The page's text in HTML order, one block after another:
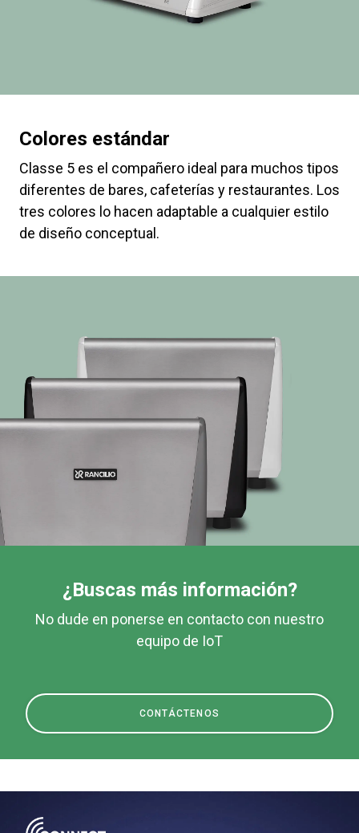
Colores estándar
Classe 5 es el compañero ideal para muchos tipos
diferentes de bares, cafeterías y restaurantes. Los
tres colores lo hacen adaptable a cualquier estilo
de diseño conceptual.
¿Buscas más información?
No dude en ponerse en contacto con nuestro
equipo de IoT
CONTÁCTENOS